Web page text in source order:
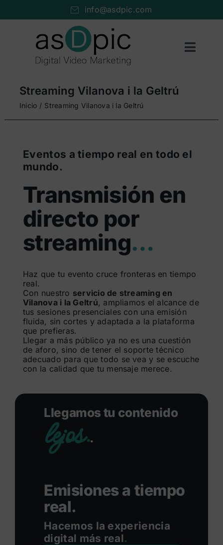
info@asdpic.com
Toggle
Producción audiovisual
Portfolio
Nosotros
Cuéntanos…
Buscar:
Streaming Vilanova i la Geltrú
Inicio Streaming Vilanova i la Geltrú
Eventos a tiempo real en todo el
mundo.
Transmisión en
directo por
streaming…
Haz que tu evento cruce fronteras en tiempo
real.
Con nuestro servicio de streaming en
Vilanova i la Geltrú, ampliamos el alcance de
tus sesiones presenciales con una emisión
fluida, sin cortes y adaptada a la plataforma
que prefieras.
Llegar a más público ya no es una cuestión
de aforo, sino de tener el soporte técnico
adecuado para que todo se vea y se escuche
con la calidad que tu mensaje merece.
Llegamos tu contenido
lejos..
Emisiones a tiempo
real.
Hacemos la experiencia
digital más real.